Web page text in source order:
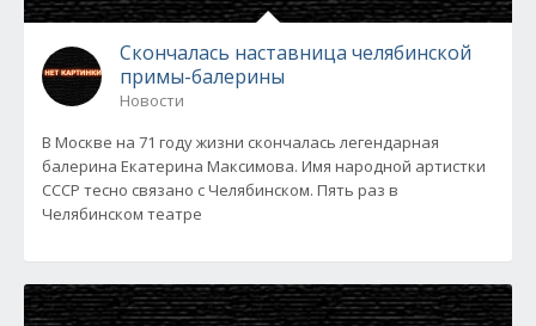
Скончалась наставница челябинской
примы-балерины
Новости
В Москве на 71 году жизни скончалась легендарная
балерина Екатерина Максимова. Имя народной артистки
СССР тесно связано с Челябинском. Пять раз в
Челябинском театре